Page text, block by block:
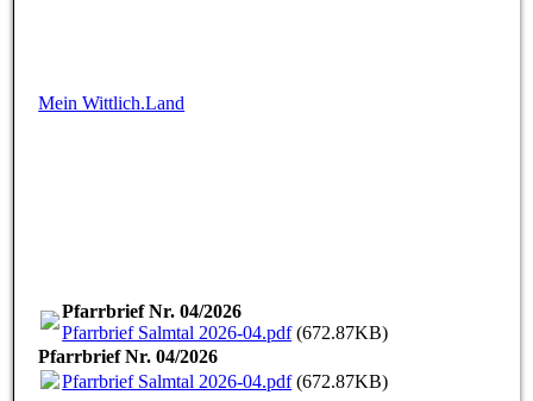
Mein Wittlich.Land
Pfarrbrief Nr. 04/2026
Pfarrbrief Salmtal 2026-04.pdf(672.87KB)
Pfarrbrief Nr. 04/2026
Pfarrbrief Salmtal 2026-04.pdf(672.87KB)